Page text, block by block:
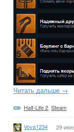
Читать дальше →
Half-Life 2 Steam
Vova1234 29